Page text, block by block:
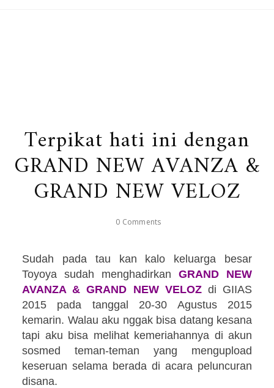
Terpikat hati ini dengan
GRAND NEW AVANZA &
GRAND NEW VELOZ
0 Comments
Sudah pada tau kan kalo keluarga besar
Toyoya sudah menghadirkan GRAND NEW
AVANZA & GRAND NEW VELOZdi GIIAS
2015 pada tanggal 20-30 Agustus 2015
kemarin. Walau aku nggak bisa datang kesana
tapi aku bisa melihat kemeriahannya di akun
sosmed teman-teman yang mengupload
keseruan selama berada di acara peluncuran
disana.